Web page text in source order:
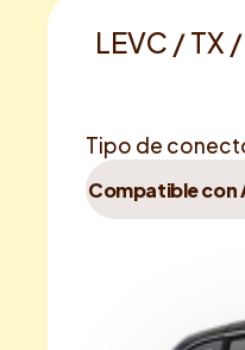
LEVC / TX
Tipo de
Compatible con